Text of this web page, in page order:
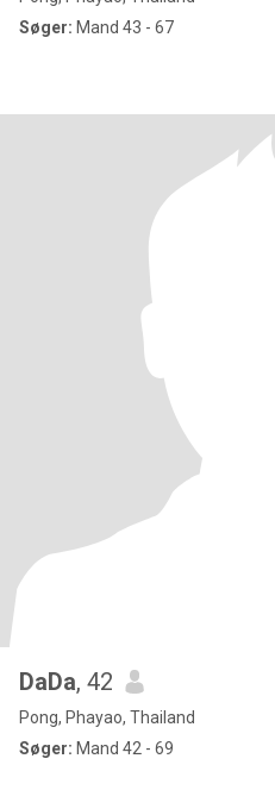
Søger: Mand 43 - 67
DaDa, 42
Pong, Phayao, Thailand
Søger: Mand 42 - 69